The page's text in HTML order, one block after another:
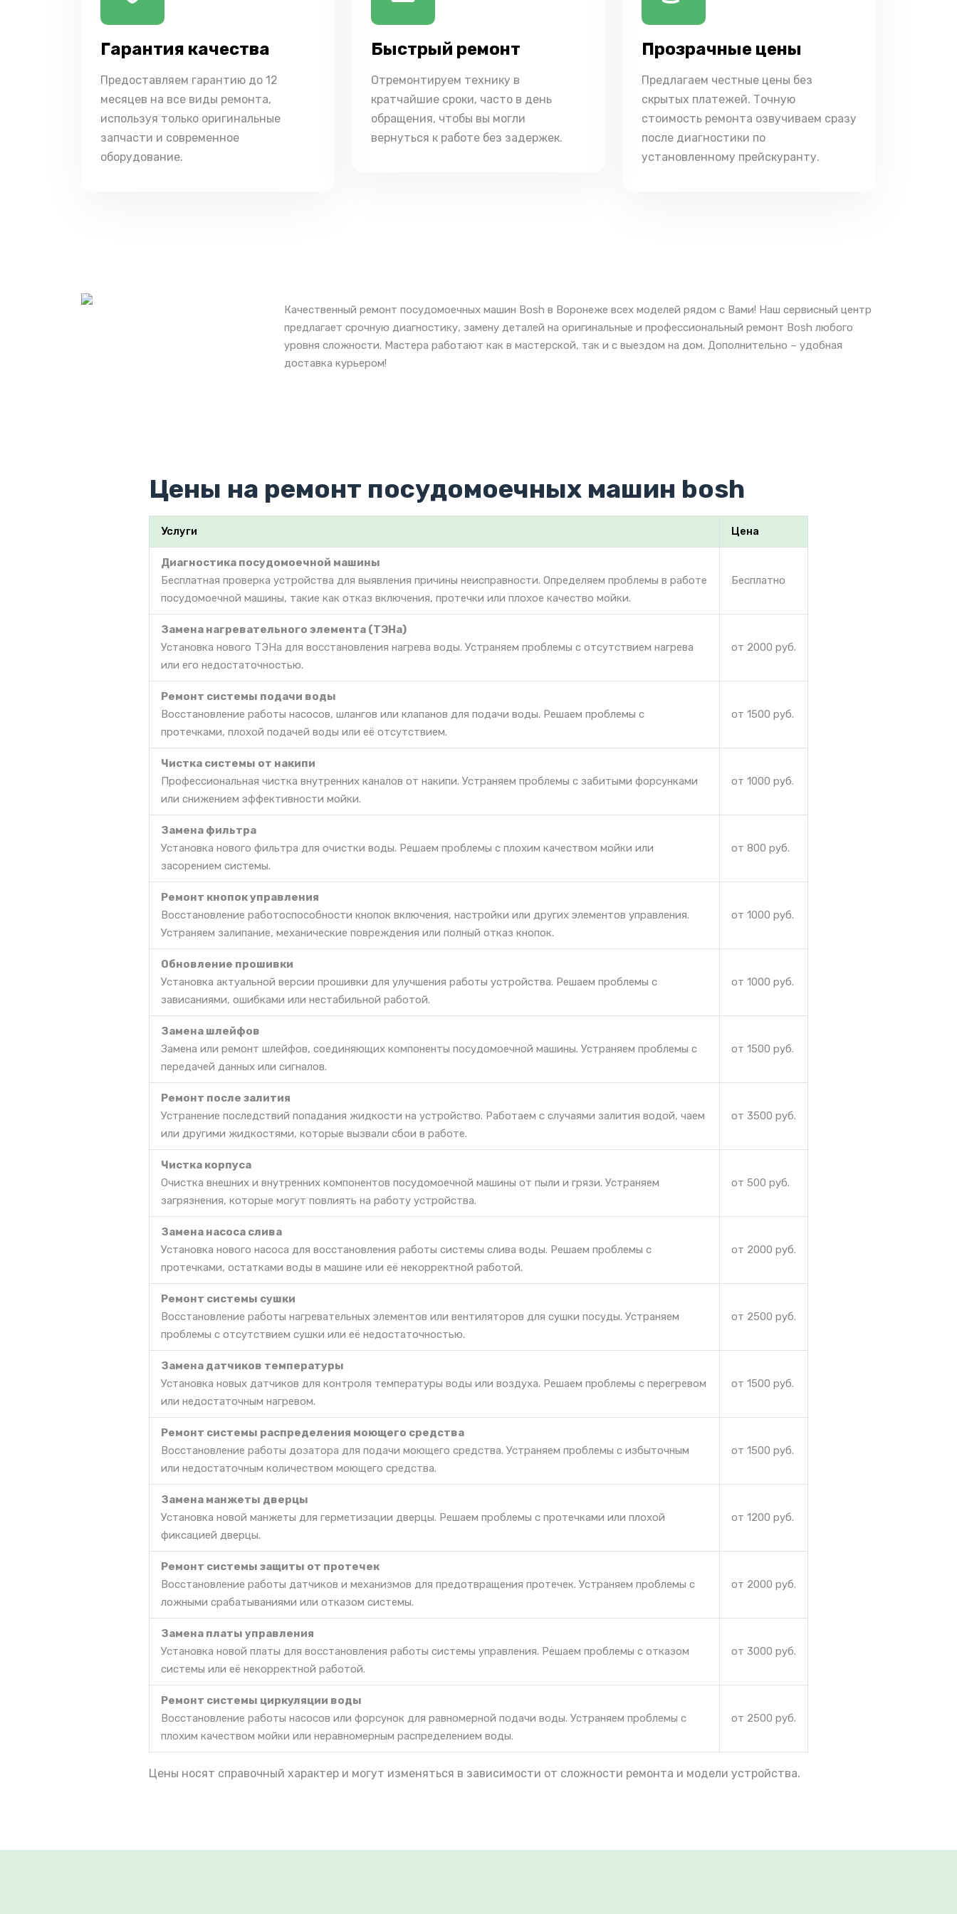
Гарантия качества
Предоставляем гарантию до 12
месяцев на все виды ремонта,
используя только оригинальные
запчасти и современное
оборудование.
Быстрый ремонт
Отремонтируем технику в
кратчайшие сроки, часто в день
обращения, чтобы вы могли
вернуться к работе без задержек.
Прозрачные цены
Предлагаем честные цены без
скрытых платежей. Точную
стоимость ремонта озвучиваем сразу
после диагностики по
установленному прейскуранту.
Качественный ремонт посудомоечных машин Bosh в Воронеже всех моделей рядом с Вами! Наш сервисный центр
предлагает срочную диагностику, замену деталей на оригинальные и профессиональный ремонт Bosh любого
уровня сложности. Мастера работают как в мастерской, так и с выездом на дом. Дополнительно – удобная
доставка курьером!
Цены на ремонт посудомоечных машин bosh
Услуги Цена
Диагностика посудомоечной машины
Бесплатная проверка устройства для выявления причины неисправности. Определяем проблемы в работе
посудомоечной машины, такие как отказ включения, протечки или плохое качество мойки.
Бесплатно
Замена нагревательного элемента (ТЭНа)
Установка нового ТЭНа для восстановления нагрева воды. Устраняем проблемы с отсутствием нагрева
или его недостаточностью.
от 2000 руб.
Ремонт системы подачи воды
Восстановление работы насосов, шлангов или клапанов для подачи воды. Решаем проблемы с
протечками, плохой подачей воды или её отсутствием.
от 1500 руб.
Чистка системы от накипи
Профессиональная чистка внутренних каналов от накипи. Устраняем проблемы с забитыми форсунками
или снижением эффективности мойки.
от 1000 руб.
Замена фильтра
Установка нового фильтра для очистки воды. Решаем проблемы с плохим качеством мойки или
засорением системы.
от 800 руб.
Ремонт кнопок управления
Восстановление работоспособности кнопок включения, настройки или других элементов управления.
Устраняем залипание, механические повреждения или полный отказ кнопок.
от 1000 руб.
Обновление прошивки
Установка актуальной версии прошивки для улучшения работы устройства. Решаем проблемы с
зависаниями, ошибками или нестабильной работой.
от 1000 руб.
Замена шлейфов
Замена или ремонт шлейфов, соединяющих компоненты посудомоечной машины. Устраняем проблемы с
передачей данных или сигналов.
от 1500 руб.
Ремонт после залития
Устранение последствий попадания жидкости на устройство. Работаем с случаями залития водой, чаем
или другими жидкостями, которые вызвали сбои в работе.
от 3500 руб.
Чистка корпуса
Очистка внешних и внутренних компонентов посудомоечной машины от пыли и грязи. Устраняем
загрязнения, которые могут повлиять на работу устройства.
от 500 руб.
Замена насоса слива
Установка нового насоса для восстановления работы системы слива воды. Решаем проблемы с
протечками, остатками воды в машине или её некорректной работой.
от 2000 руб.
Ремонт системы сушки
Восстановление работы нагревательных элементов или вентиляторов для сушки посуды. Устраняем
проблемы с отсутствием сушки или её недостаточностью.
от 2500 руб.
Замена датчиков температуры
Установка новых датчиков для контроля температуры воды или воздуха. Решаем проблемы с перегревом
или недостаточным нагревом.
от 1500 руб.
Ремонт системы распределения моющего средства
Восстановление работы дозатора для подачи моющего средства. Устраняем проблемы с избыточным
или недостаточным количеством моющего средства.
от 1500 руб.
Замена манжеты дверцы
Установка новой манжеты для герметизации дверцы. Решаем проблемы с протечками или плохой
фиксацией дверцы.
от 1200 руб.
Ремонт системы защиты от протечек
Восстановление работы датчиков и механизмов для предотвращения протечек. Устраняем проблемы с
ложными срабатываниями или отказом системы.
от 2000 руб.
Замена платы управления
Установка новой платы для восстановления работы системы управления. Решаем проблемы с отказом
системы или её некорректной работой.
от 3000 руб.
Ремонт системы циркуляции воды
Восстановление работы насосов или форсунок для равномерной подачи воды. Устраняем проблемы с
плохим качеством мойки или неравномерным распределением воды.
от 2500 руб.
Цены носят справочный характер и могут изменяться в зависимости от сложности ремонта и модели устройства.